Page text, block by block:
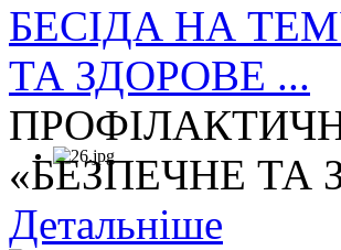
«БЕЗПЕЧНЕ ТА
Детальніше